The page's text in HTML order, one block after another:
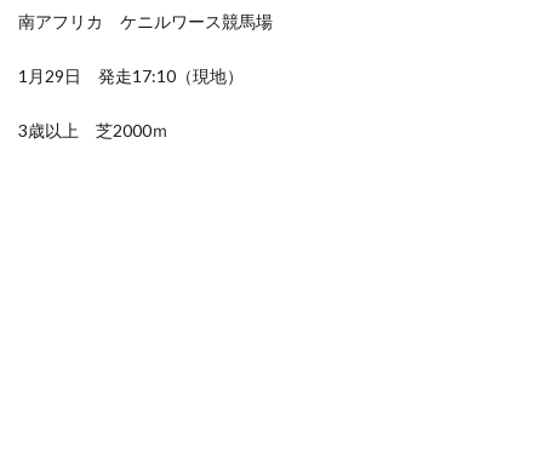
南アフリカ ケニルワース競馬場
1月29日 発走17:10（現地）
3歳以上 芝2000ｍ